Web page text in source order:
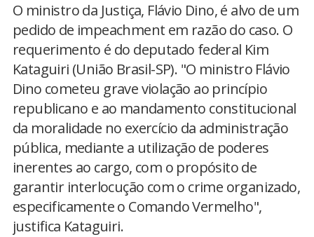
O ministro da Justiça, Flávio Dino, é alvo de um
pedido de impeachment em razão do caso. O
requerimento é do deputado federal Kim
Kataguiri (União Brasil-SP). "O ministro Flávio
Dino cometeu grave violação ao princípio
republicano e ao mandamento constitucional
da moralidade no exercício da administração
pública, mediante a utilização de poderes
inerentes ao cargo, com o propósito de
garantir interlocução com o crime organizado,
especificamente o Comando Vermelho",
justifica Kataguiri.